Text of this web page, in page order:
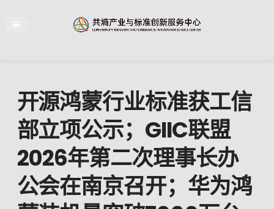
开源鸿蒙行业标准获工信
部立项公示；GIIC联盟
2026年第二次理事长办
公会在南京召开；华为鸿